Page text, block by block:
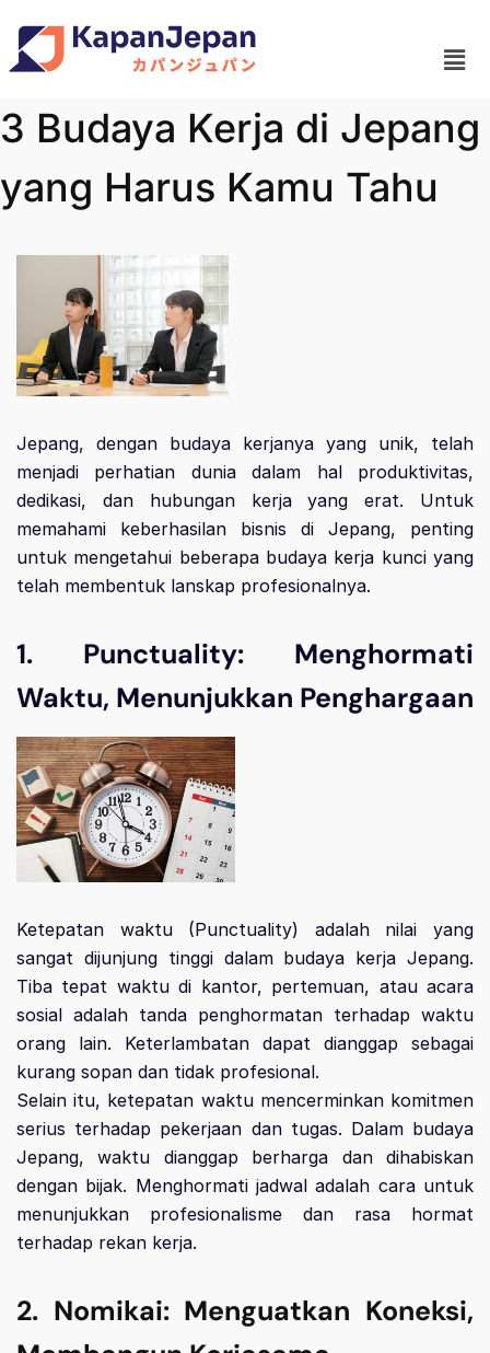
3 Budaya Kerja di Jepang
yang Harus Kamu Tahu
Jepang, dengan budaya kerjanya yang unik, telah
menjadi perhatian dunia dalam hal produktivitas,
dedikasi, dan hubungan kerja yang erat. Untuk
memahami keberhasilan bisnis di Jepang, penting
untuk mengetahui beberapa budaya kerja kunci yang
telah membentuk lanskap profesionalnya.
1. Punctuality: Menghormati
Waktu, Menunjukkan Penghargaan
Ketepatan waktu (Punctuality) adalah nilai yang
sangat dijunjung tinggi dalam budaya kerja Jepang.
Tiba tepat waktu di kantor, pertemuan, atau acara
sosial adalah tanda penghormatan terhadap waktu
orang lain. Keterlambatan dapat dianggap sebagai
kurang sopan dan tidak profesional.
Selain itu, ketepatan waktu mencerminkan komitmen
serius terhadap pekerjaan dan tugas. Dalam budaya
Jepang, waktu dianggap berharga dan dihabiskan
dengan bijak. Menghormati jadwal adalah cara untuk
menunjukkan profesionalisme dan rasa hormat
terhadap rekan kerja.
2. Nomikai: Menguatkan Koneksi,